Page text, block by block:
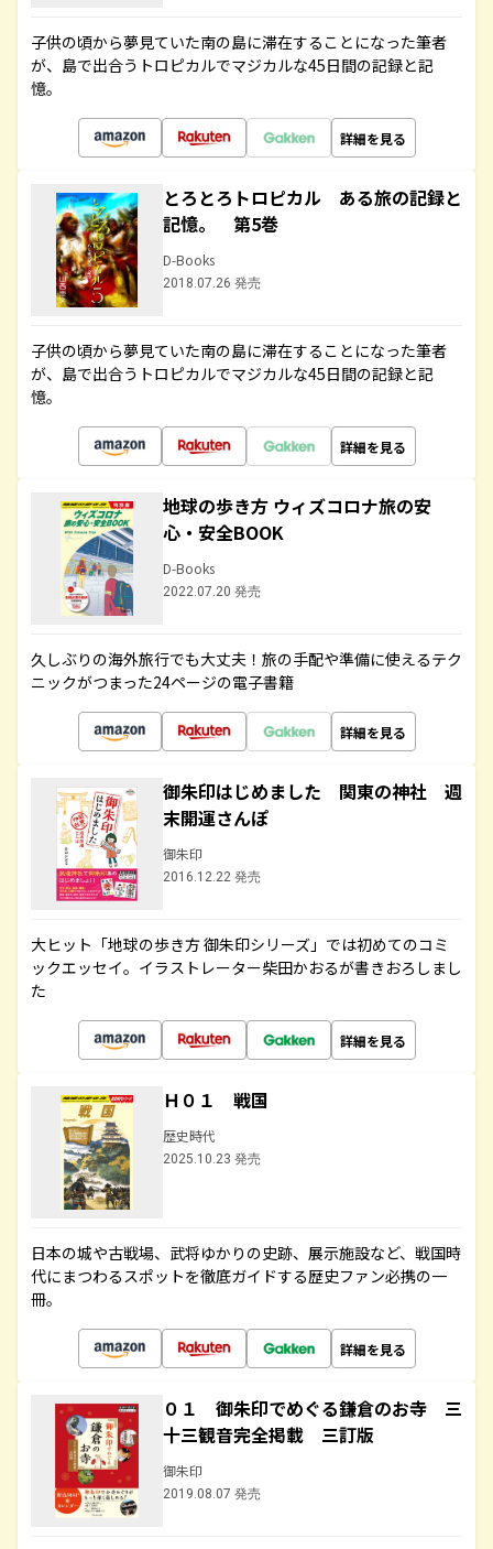
子供の頃から夢見ていた南の島に滞在することになった筆者
が、島で出合うトロピカルでマジカルな45日間の記録と記
憶。
詳細を見る
とろとろトロピカル ある旅の記録と
記憶。 第5巻
D-Books
2018.07.26 発売
子供の頃から夢見ていた南の島に滞在することになった筆者
が、島で出合うトロピカルでマジカルな45日間の記録と記
憶。
詳細を見る
地球の歩き方 ウィズコロナ旅の安
心・安全BOOK
D-Books
2022.07.20 発売
久しぶりの海外旅行でも大丈夫！旅の手配や準備に使えるテク
ニックがつまった24ページの電子書籍
詳細を見る
御朱印はじめました 関東の神社 週
末開運さんぽ
御朱印
2016.12.22 発売
大ヒット「地球の歩き方 御朱印シリーズ」では初めてのコミ
ックエッセイ。イラストレーター柴田かおるが書きおろしまし
た
詳細を見る
Ｈ０１ 戦国
歴史時代
2025.10.23 発売
日本の城や古戦場、武将ゆかりの史跡、展示施設など、戦国時
代にまつわるスポットを徹底ガイドする歴史ファン必携の一
冊。
詳細を見る
０１ 御朱印でめぐる鎌倉のお寺 三
十三観音完全掲載 三訂版
御朱印
2019.08.07 発売